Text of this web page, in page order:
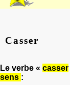
Casser
Le verbe « casser
sens :